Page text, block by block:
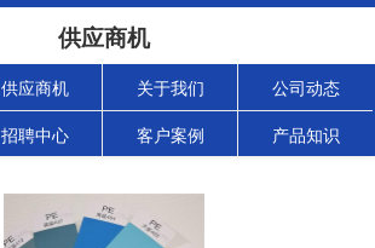
供应商机
供应商机 关于我们 公司动态
招聘中心 客户案例 产品知识